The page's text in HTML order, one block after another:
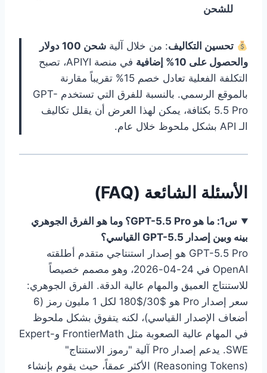
للشحن
تحسين التكاليف: من خلال آلية
شحن 100 دولار
والحصول على 10% إضافية
في منصة APIYI، تصبح
التكلفة الفعلية تعادل خصم 15% تقريباً مقارنة
بالموقع الرسمي. بالنسبة للفرق التي تستخدم GPT-
5.5 Pro بكثافة، يمكن لهذا العرض أن يقلل تكاليف
الـ API بشكل ملحوظ خلال عام.
الأسئلة الشائعة (FAQ)
س1: ما هو GPT-5.5 Pro؟ وما هو الفرق الجوهري
بينه وبين إصدار GPT-5.5 القياسي؟
GPT-5.5 Pro هو إصدار استنتاجي متقدم أطلقته
OpenAI في 24-04-2026، وهو مصمم خصيصاً
للاستنتاج العميق والمهام عالية الدقة. الفرق الجوهري:
سعر إصدار Pro هو $30/$180 لكل 1 مليون رمز (6
أضعاف الإصدار القياسي)، لكنه يتفوق بشكل ملحوظ
في المهام عالية الصعوبة مثل FrontierMath وExpert-
SWE. يدعم إصدار Pro آلية "رموز الاستنتاج"
(Reasoning Tokens) الأكثر عمقاً، حيث يقوم بإنشاء